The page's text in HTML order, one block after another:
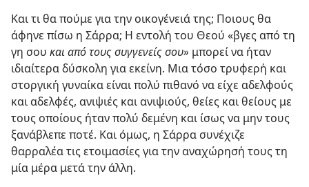
Και τι θα πούμε για την οικογένειά της; Ποιους θα
άφηνε πίσω η Σάρρα; Η εντολή του Θεού «βγες από τη
γη σου και από τους συγγενείς σου» μπορεί να ήταν
ιδιαίτερα δύσκολη για εκείνη. Μια τόσο τρυφερή και
στοργική γυναίκα είναι πολύ πιθανό να είχε αδελφούς
και αδελφές, ανιψιές και ανιψιούς, θείες και θείους με
τους οποίους ήταν πολύ δεμένη και ίσως να μην τους
ξανάβλεπε ποτέ. Και όμως, η Σάρρα συνέχιζε
θαρραλέα τις ετοιμασίες για την αναχώρησή τους τη
μία μέρα μετά την άλλη.